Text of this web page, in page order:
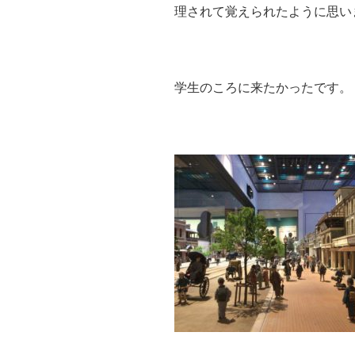
理されて覚えられたように思い
学生のころに来たかったです。